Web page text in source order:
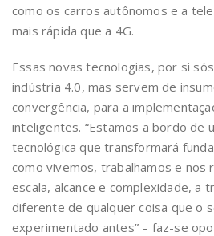
como os carros autônomos e a
mais rápida que a 4G.
Essas novas tecnologias, por si
indústria 4.0, mas servem de
convergência, para a
inteligentes. “Estamos a bordo de
tecnológica que transformará
como vivemos, trabalhamos e nos
escala, alcance e complexidade, a
diferente de qualquer coisa que o
experimentado antes” – faz-se